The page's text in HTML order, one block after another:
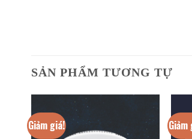
SẢN PHẨM TƯƠNG TỰ
Giảm giá! Giảm